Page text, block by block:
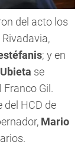
del acto los
Rivadavia,
; y en
se
Gil.
HCD de
Mario